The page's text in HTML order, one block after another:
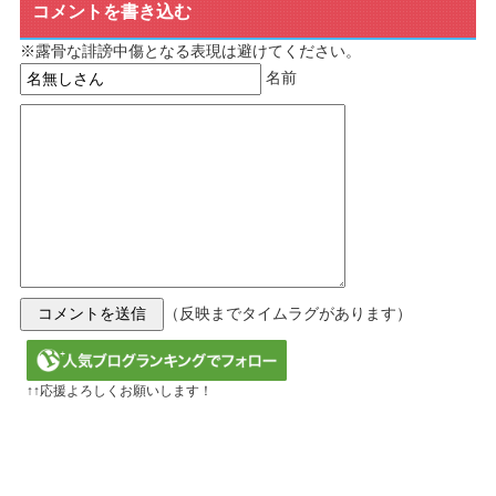
コメントを書き込む
※露骨な誹謗中傷となる表現は避けてください。
名前
（反映までタイムラグがあります）
↑↑応援よろしくお願いします！